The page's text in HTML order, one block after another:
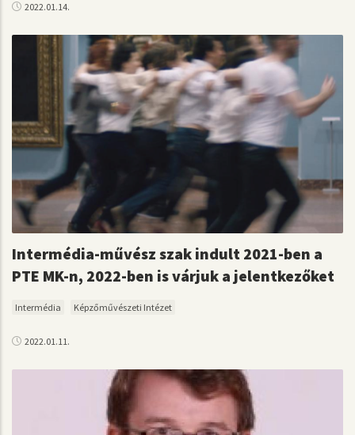
2022.01.14.
Intermédia-művész szak indult 2021-ben a
PTE MK-n, 2022-ben is várjuk a jelentkezőket
Intermédia Képzőművészeti Intézet
2022.01.11.